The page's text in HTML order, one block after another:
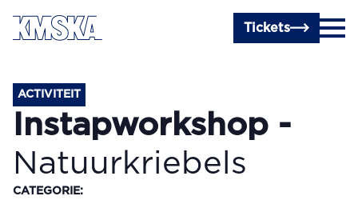
Ga naar hoofdinhoud
Tickets
ACTIVITEIT
Instapworkshop -
Natuurkriebels
CATEGORIE: